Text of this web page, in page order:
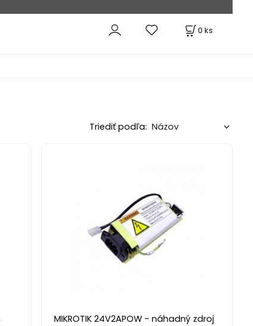
0 ks
Triediť podľa:
MIKROTIK 24V2APOW - náhadný zdroj